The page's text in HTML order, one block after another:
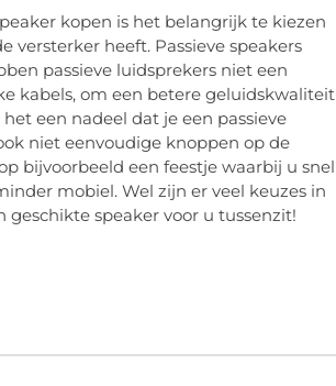
kopen is het belangrijk te kiezen
versterker heeft. Passieve speakers
passieve luidsprekers niet een
kabels, om een betere geluidskwaliteit
een nadeel dat je een passieve
niet eenvoudige knoppen op de
bijvoorbeeld een feestje waarbij u snel
mobiel. Wel zijn er veel keuzes in
geschikte speaker voor u tussenzit!